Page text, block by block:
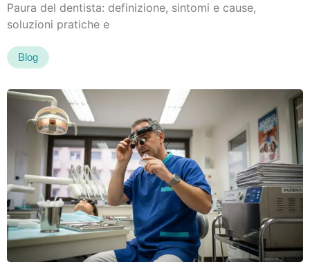
Paura del dentista: definizione, sintomi e cause,
soluzioni pratiche e
Blog